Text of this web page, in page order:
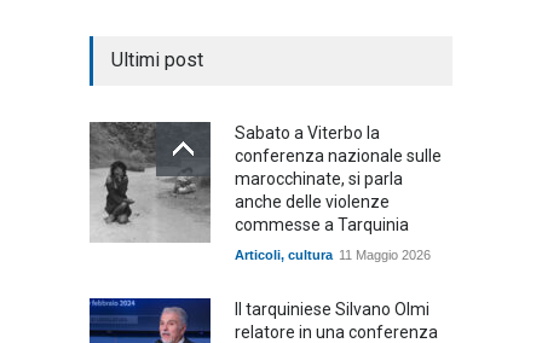
Ultimi post
Sabato a Viterbo la
conferenza nazionale sulle
marocchinate, si parla
anche delle violenze
commesse a Tarquinia
Articoli, cultura 11 Maggio 2026
Il tarquiniese Silvano Olmi
relatore in una conferenza